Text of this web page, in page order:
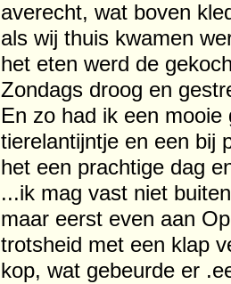
averecht, wat boven
als wij thuis kwamen
het eten werd de
Zondags droog en
En zo had ik een
tierelantijntje en een bij
het een prachtige dag
...ik mag vast niet
maar eerst even aan
trotsheid met een klap
kop, wat gebeurde er